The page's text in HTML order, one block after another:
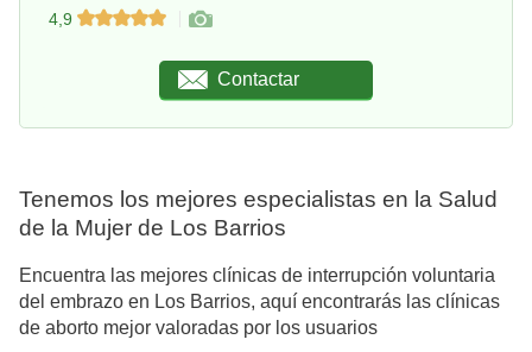
4,9
Contactar
Tenemos los mejores especialistas en la Salud
de la Mujer de Los Barrios
Encuentra las mejores clínicas de interrupción voluntaria
del embrazo en Los Barrios, aquí encontrarás las clínicas
de aborto mejor valoradas por los usuarios